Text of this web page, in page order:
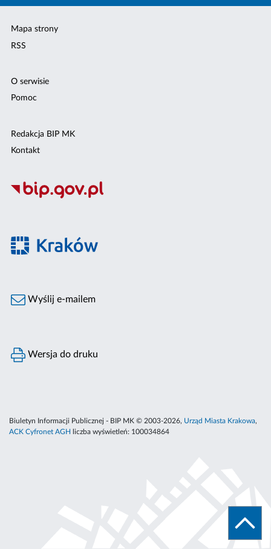
Mapa strony
RSS
O serwisie
Pomoc
Redakcja BIP MK
Kontakt
Wyślij e-mailem
Wersja do druku
Biuletyn Informacji Publicznej - BIP MK © 2003-2026, Urząd Miasta Krakowa,
ACK Cyfronet AGH
liczba wyświetleń: 100034864